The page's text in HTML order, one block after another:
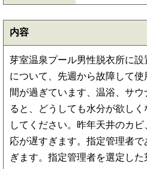
内容
芽室温泉プール男性脱衣所に
について、先週から故障して
間が過ぎています、温浴、サ
ると、どうしても水分が欲し
してください。昨年天井のカ
応が遅すぎます。指定管理者
ぎます。指定管理者を選定し